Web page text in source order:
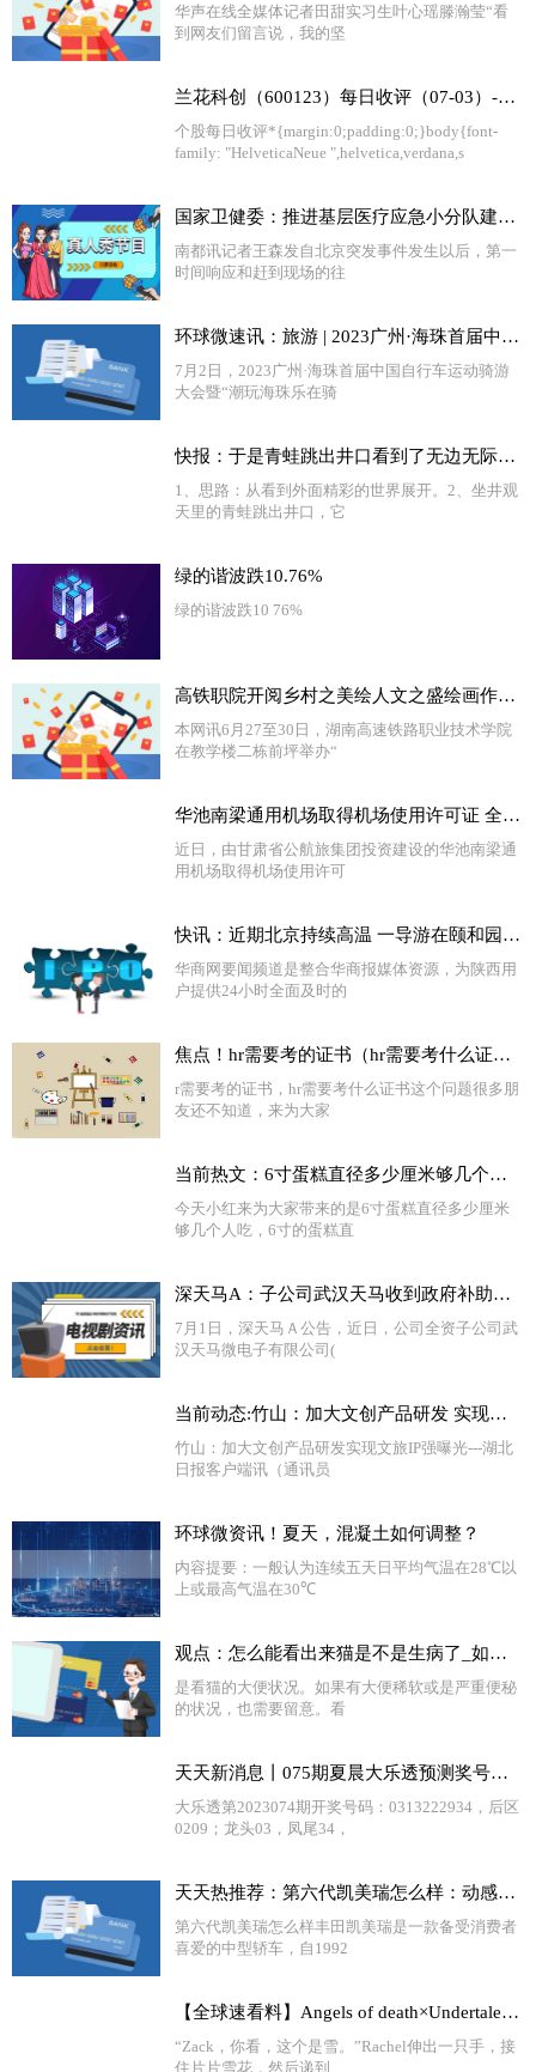
华声在线全媒体记者田甜实习生叶心瑶滕瀚莹“看
到网友们留言说，我的坚
兰花科创（600123）每日收评（07-03）-天天短讯
个股每日收评*{margin:0;padding:0;}body{font-
family: "HelveticaNeue ",helvetica,verdana,s
国家卫健委：推进基层医疗应急小分队建设，提升医疗应急能力_全球简讯
南都讯记者王森发自北京突发事件发生以后，第一
时间响应和赶到现场的往
环球微速讯：旅游 | 2023广州·海珠首届中国自行车运动骑游大会举行
7月2日，2023广州·海珠首届中国自行车运动骑游
大会暨“潮玩海珠乐在骑
快报：于是青蛙跳出井口看到了无边无际的天很惊讶用文言文怎么说（青蛙跳出井口会看到什么会说些什么）
1、思路：从看到外面精彩的世界展开。2、坐井观
天里的青蛙跳出井口，它
绿的谐波跌10.76%
绿的谐波跌10 76%
高铁职院开阅乡村之美绘人文之盛绘画作品展 精选
本网讯6月27至30日，湖南高速铁路职业技术学院
在教学楼二栋前坪举办“
华池南梁通用机场取得机场使用许可证 全球热文
近日，由甘肃省公航旅集团投资建设的华池南梁通
用机场取得机场使用许可
快讯：近期北京持续高温 一导游在颐和园带团时中暑离世
华商网要闻频道是整合华商报媒体资源，为陕西用
户提供24小时全面及时的
焦点！hr需要考的证书（hr需要考什么证书）
r需要考的证书，hr需要考什么证书这个问题很多朋
友还不知道，来为大家
当前热文：6寸蛋糕直径多少厘米够几个人吃（6寸的蛋糕直径多少厘米）
今天小红来为大家带来的是6寸蛋糕直径多少厘米
够几个人吃，6寸的蛋糕直
深天马A：子公司武汉天马收到政府补助约2.29亿元 全球最新
7月1日，深天马Ａ公告，近日，公司全资子公司武
汉天马微电子有限公司(
当前动态:竹山：加大文创产品研发 实现文旅IP强曝光
竹山：加大文创产品研发实现文旅IP强曝光---湖北
日报客户端讯（通讯员
环球微资讯！夏天，混凝土如何调整？
内容提要：一般认为连续五天日平均气温在28℃以
上或最高气温在30℃
观点：怎么能看出来猫是不是生病了_如何知道你的猫是否生病了
是看猫的大便状况。如果有大便稀软或是严重便秘
的状况，也需要留意。看
天天新消息丨075期夏晨大乐透预测奖号：前区综合分析
大乐透第2023074期开奖号码：0313222934，后区
0209；龙头03，凤尾34，
天天热推荐：第六代凯美瑞怎么样：动感外观、多动力选择、豪华配置！
第六代凯美瑞怎么样丰田凯美瑞是一款备受消费者
喜爱的中型轿车，自1992
【全球速看料】Angels of death×Undertale 第三章 与骨兄弟的初遇（上）
“Zack，你看，这个是雪。”Rachel伸出一只手，接
住片片雪花，然后递到